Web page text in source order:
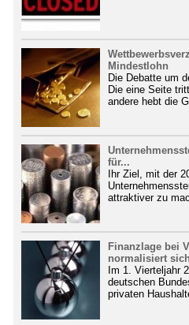
Mindestlohn
Die Debatte um
Die eine Seite
andere hebt die
für...
Ihr Ziel, mit der
attraktiver zu
Finanzlage bei
normalisiert
Im 1. Vierteljahr
deutschen
privaten